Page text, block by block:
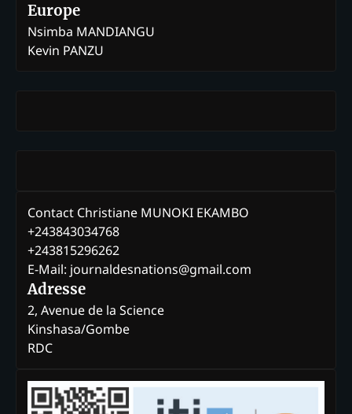
Europe
Nsimba MANDIANGU
Kevin PANZU
Contact Christiane MUNOKI EKAMBO
+243843034768
+243815296262
E-Mail: journaldesnations@gmail.com
Adresse
2, Avenue de la Science
Kinshasa/Gombe
RDC